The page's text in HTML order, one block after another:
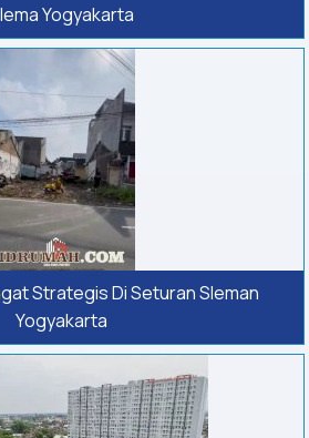
Yogyakarta
Strategis Di Seturan Sleman
Yogyakarta